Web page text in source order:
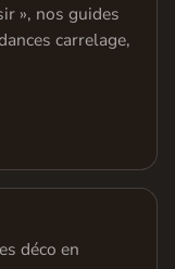
», nos guides
carrelage,
déco en